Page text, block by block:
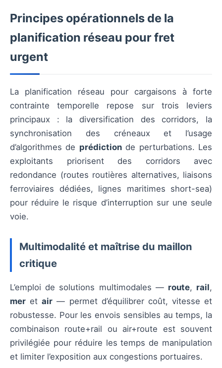
Principes opérationnels de la
planification réseau pour fret
urgent
La planification réseau pour cargaisons à forte
contrainte temporelle repose sur trois leviers
principaux : la diversification des corridors, la
synchronisation des créneaux et l’usage
d’algorithmes de prédictionde perturbations. Les
exploitants priorisent des corridors avec
redondance (routes routières alternatives, liaisons
ferroviaires dédiées, lignes maritimes short-sea)
pour réduire le risque d’interruption sur une seule
voie.
Multimodalité et maîtrise du maillon
critique
L’emploi de solutions multimodales — route, rail,
mer etair — permet d’équilibrer coût, vitesse et
robustesse. Pour les envois sensibles au temps, la
combinaison route+rail ou air+route est souvent
privilégiée pour réduire les temps de manipulation
et limiter l’exposition aux congestions portuaires.